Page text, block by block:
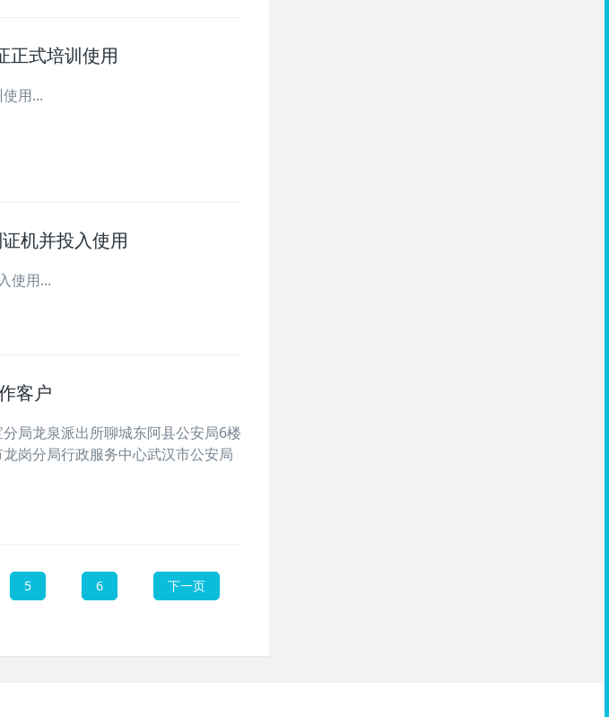
正式培训使用
用...
机并投入使用
使用...
客户
局龙泉派出所聊城东阿县公安局6楼
岗分局行政服务中心武汉市公安局
5 6
下一页